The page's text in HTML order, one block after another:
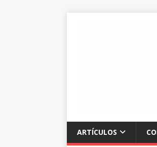
ARTÍCULOS